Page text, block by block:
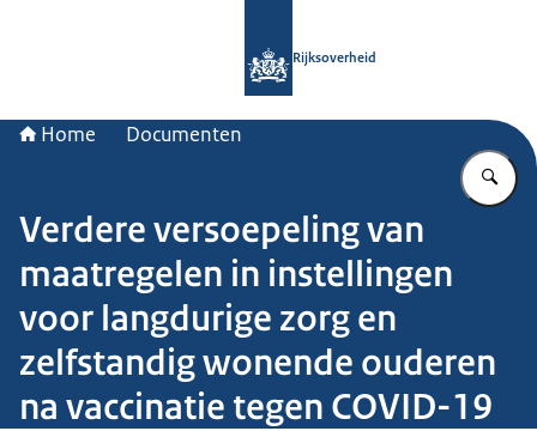
Rijksoverheid
Home Documenten
Verdere versoepeling van
maatregelen in instellingen
voor langdurige zorg en
zelfstandig wonende ouderen
na vaccinatie tegen COVID-19